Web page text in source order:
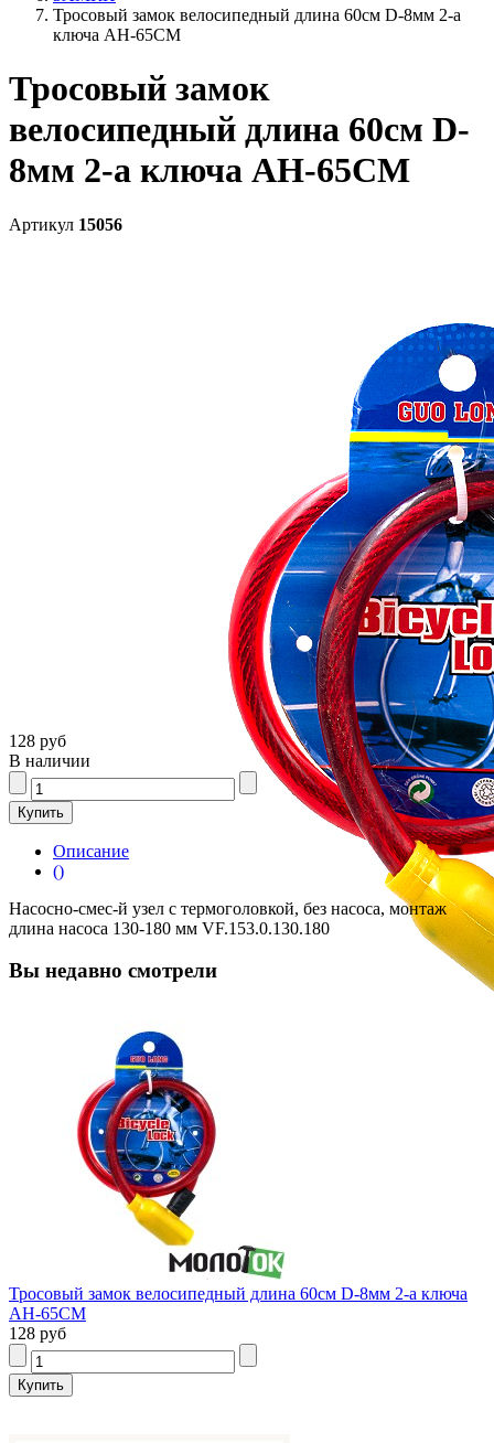
Тросовый замок велосипедный длина 60см D-8мм 2-а
ключа AH-65CM
Тросовый замок
велосипедный длина 60см D-
8мм 2-а ключа AH-65CM
Артикул 15056
128 руб
В наличии
Описание
()
Насосно-смес-й узел с термоголовкой, без насоса, монтаж
длина насоса 130-180 мм VF.153.0.130.180
Вы недавно смотрели
Тросовый замок велосипедный длина 60см D-8мм 2-а ключа
AH-65CM
128 руб